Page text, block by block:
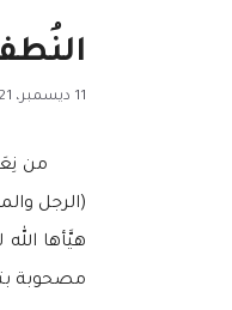
11 ديسمبر، 2021
من
(الرجل
هيَّأها
مصحوبة